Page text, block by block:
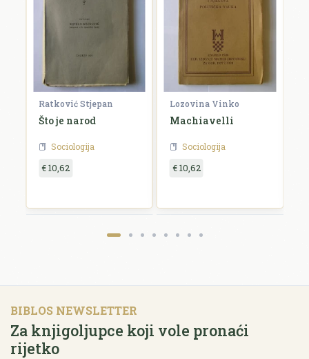
Ratković Stjepan
Što je narod
Sociologija
€ 10,62
Lozovina Vinko
Machiavelli
Sociologija
€ 10,62
BIBLOS NEWSLETTER
Za knjigoljupce koji vole pronaći
rijetko